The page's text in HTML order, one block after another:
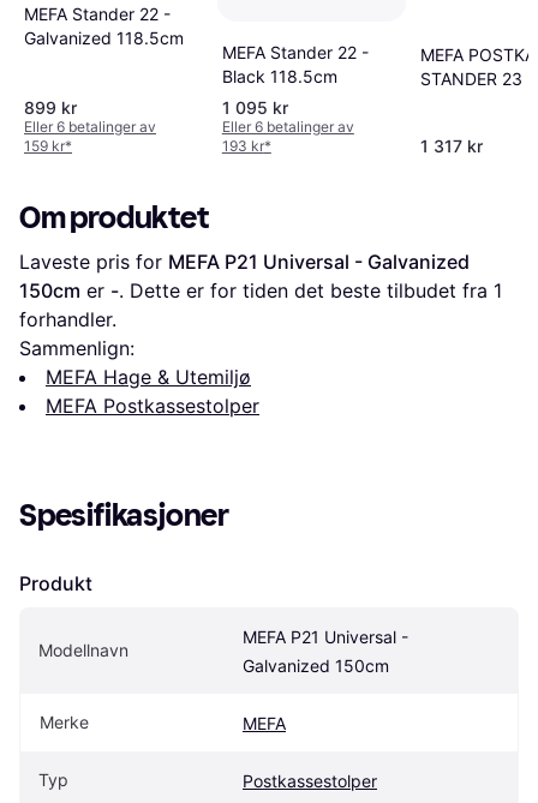
MEFA Stander 22 -
Galvanized 118.5cm
899 kr
Eller 6 betalinger av
159 kr*
MEFA Stander 22 -
Black 118.5cm
1 095 kr
Eller 6 betalinger av
193 kr*
MEFA
STANDER 23
1 317 kr
Om produktet
Laveste pris for MEFA P21 Universal - Galvanized
150cm er -. Dette er for tiden det beste tilbudet fra 1
forhandler.
Sammenlign:
MEFA Hage & Utemiljø
MEFA Postkassestolper
Spesifikasjoner
Produkt
Modellnavn
MEFA P21 Universal -
Galvanized 150cm
Merke MEFA
Typ Postkassestolper